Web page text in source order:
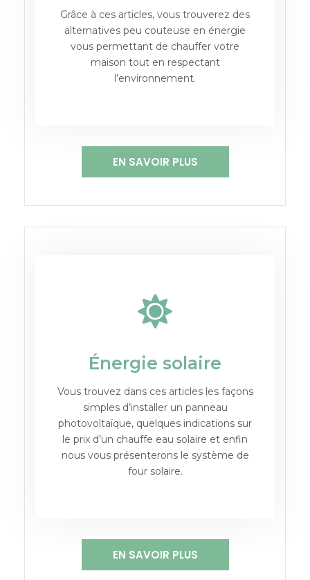
Grâce à ces articles, vous trouverez des
alternatives peu couteuse en énergie
vous permettant de chauffer votre
maison tout en respectant
l’environnement.
EN SAVOIR PLUS
Énergie solaire
Vous trouvez dans ces articles les façons
simples d’installer un panneau
photovoltaïque, quelques indications sur
le prix d’un chauffe eau solaire et enfin
nous vous présenterons le système de
four solaire.
EN SAVOIR PLUS